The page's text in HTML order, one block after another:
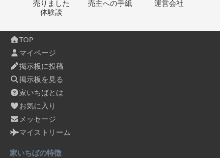
売りました
体験談
売主への手紙 運営会社
TOP
マイページ
掲示板に投稿
掲示板を見る
家いちばとは
お気に入り
メッセージ
マイストリーム
家いちばの特徴